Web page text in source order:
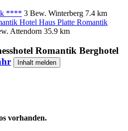
**** 3 Bew. Winterberg 7.4 km
Romantik
Attendorn 35.9 km
Romantik Berghotel
Inhalt melden
vorhanden.